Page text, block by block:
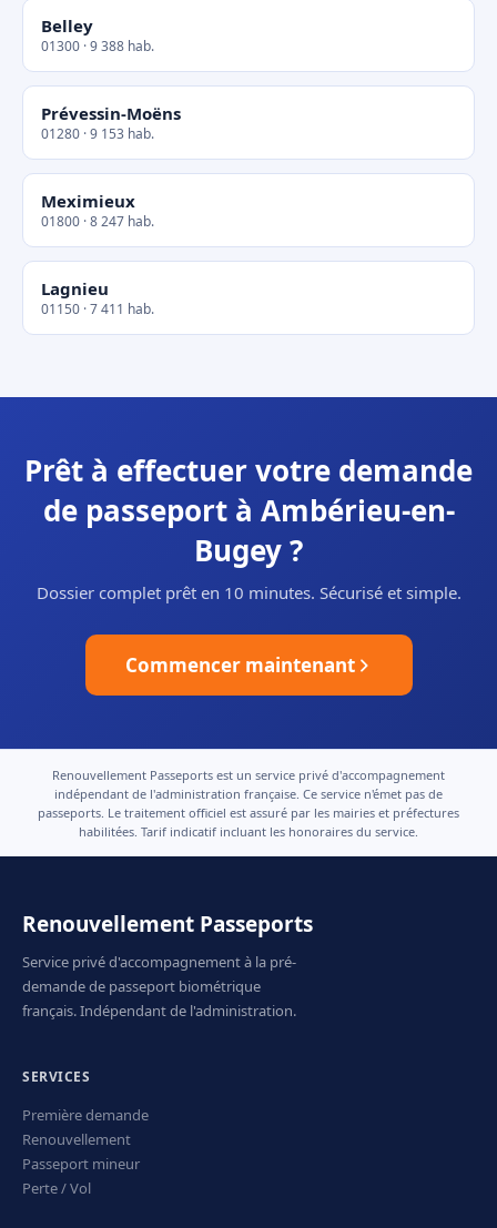
Belley
01300 · 9 388 hab.
Prévessin-Moëns
01280 · 9 153 hab.
Meximieux
01800 · 8 247 hab.
Lagnieu
01150 · 7 411 hab.
Prêt à effectuer votre demande
de passeport à Ambérieu-en-
Bugey ?
Dossier complet prêt en 10 minutes. Sécurisé et simple.
Commencer maintenant
Renouvellement Passeports est un service privé d'accompagnement
indépendant de l'administration française. Ce service n'émet pas de
passeports. Le traitement officiel est assuré par les mairies et préfectures
habilitées. Tarif indicatif incluant les honoraires du service.
Renouvellement Passeports
Service privé d'accompagnement à la pré-
demande de passeport biométrique
français. Indépendant de l'administration.
SERVICES
Première demande
Renouvellement
Passeport mineur
Perte / Vol